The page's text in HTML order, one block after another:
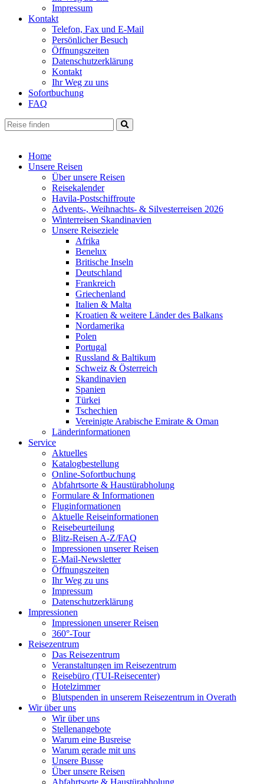
Impressum
Kontakt
Telefon, Fax und E-Mail
Persönlicher Besuch
Öffnungszeiten
Datenschutzerklärung
Kontakt
Ihr Weg zu uns
Sofortbuchung
FAQ
Home
Unsere Reisen
Über unsere Reisen
Reisekalender
Havila-Postschiffroute
Advents-, Weihnachts- & Silvesterreisen 2026
Winterreisen Skandinavien
Unsere Reiseziele
Afrika
Benelux
Britische Inseln
Deutschland
Frankreich
Griechenland
Italien & Malta
Kroatien & weitere Länder des Balkans
Nordamerika
Polen
Portugal
Russland & Baltikum
Schweiz & Österreich
Skandinavien
Spanien
Türkei
Tschechien
Vereinigte Arabische Emirate & Oman
Länderinformationen
Service
Aktuelles
Katalogbestellung
Online-Sofortbuchung
Abfahrtsorte & Haustürabholung
Formulare & Informationen
Fluginformationen
Aktuelle Reiseinformationen
Reisebeurteilung
Blitz-Reisen A-Z/FAQ
Impressionen unserer Reisen
E-Mail-Newsletter
Öffnungszeiten
Ihr Weg zu uns
Impressum
Datenschutzerklärung
Impressionen
Impressionen unserer Reisen
360°-Tour
Reisezentrum
Das Reisezentrum
Veranstaltungen im Reisezentrum
Reisebüro (TUI-Reisecenter)
Hotelzimmer
Blutspenden in unserem Reisezentrum in Overath
Wir über uns
Wir über uns
Stellenangebote
Warum eine Busreise
Warum gerade mit uns
Unsere Busse
Über unsere Reisen
Abfahrtsorte & Haustürabholung